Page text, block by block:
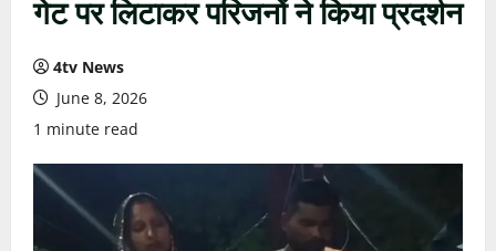
गेट पर लिटाकर परिजनों ने किया प्रदर्शन
4tv News
June 8, 2026
1 minute read